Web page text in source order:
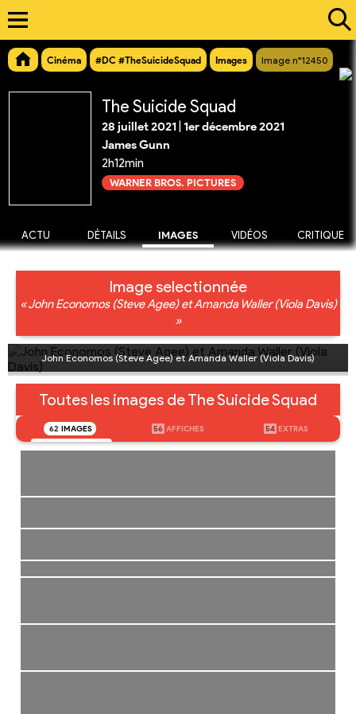
Cinéma #DC #TheSuicideSquad Images Image n°12450
The Suicide Squad
28 juillet 2021 1er décembre 2021
James Gunn
2h12min
WARNER BROS. PICTURES
ACTU DÉTAILS IMAGES VIDÉOS CRITIQUE
Image selectionnée
« John Economos (Steve Agee) et Amanda Waller (Viola Davis)
»
John Economos (Steve Agee) et Amanda Waller (Viola Davis)
Toutes les images de The Suicide Squad
62 IMAGES 56 AFFICHES 54 EXTRAS